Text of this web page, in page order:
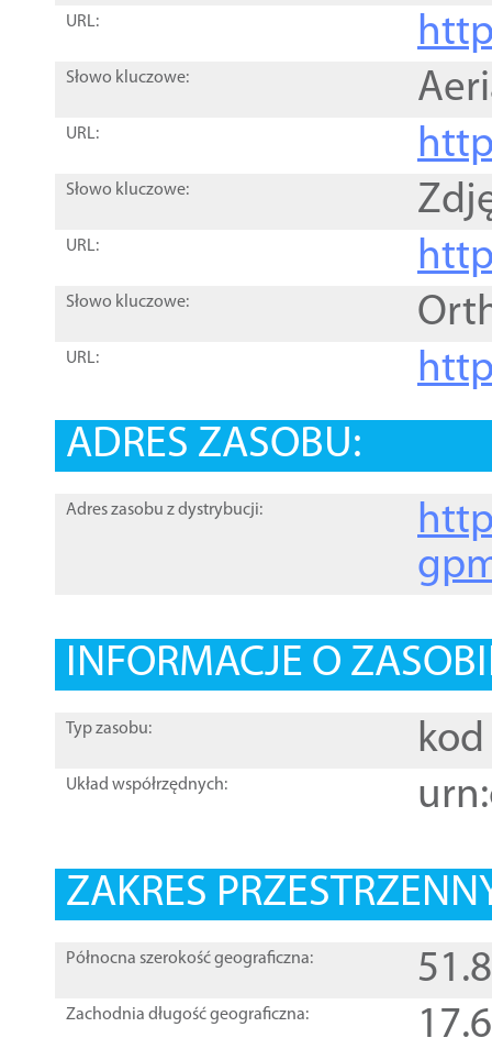
URL:
Słowo kluczowe:
URL:
Słowo kluczowe:
URL:
Słowo kluczowe:
URL:
ADRES ZASOBU:
Adres zasobu z dystrybucji:
INFORMACJE O
Typ zasobu: kod
Układ współrzędnych:
ZAKRES
Północna szerokość geograficzna:
Zachodnia długość geograficzna: